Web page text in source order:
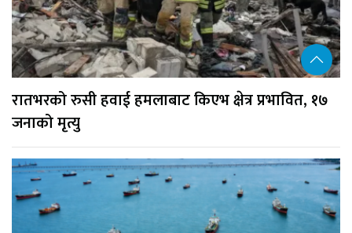
रातभरको रुसी हवाई हमलाबाट किएभ क्षेत्र प्रभावित, १७
जनाको मृत्यु